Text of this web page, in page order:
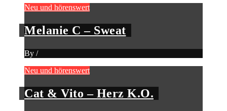
Neu und hörenswert
Melanie C – Sweat
By /
Neu und hörenswert
Cat & Vito – Herz K.O.